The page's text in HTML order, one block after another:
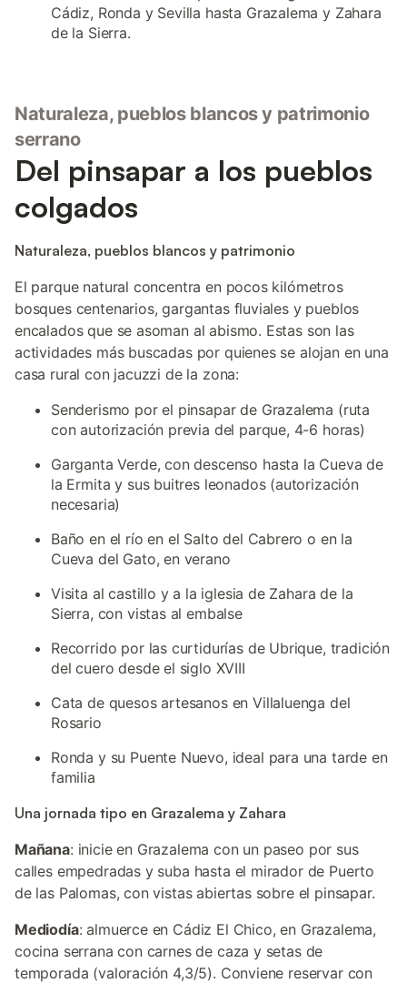
Cádiz, Ronda y Sevilla hasta Grazalema y Zahara
de la Sierra.
Naturaleza, pueblos blancos y patrimonio
serrano
Del pinsapar a los pueblos
colgados
Naturaleza, pueblos blancos y patrimonio
El parque natural concentra en pocos kilómetros
bosques centenarios, gargantas fluviales y pueblos
encalados que se asoman al abismo. Estas son las
actividades más buscadas por quienes se alojan en una
casa rural con jacuzzi de la zona:
Senderismo por el pinsapar de Grazalema (ruta
con autorización previa del parque, 4-6 horas)
Garganta Verde, con descenso hasta la Cueva de
la Ermita y sus buitres leonados (autorización
necesaria)
Baño en el río en el Salto del Cabrero o en la
Cueva del Gato, en verano
Visita al castillo y a la iglesia de Zahara de la
Sierra, con vistas al embalse
Recorrido por las curtidurías de Ubrique, tradición
del cuero desde el siglo XVIII
Cata de quesos artesanos en Villaluenga del
Rosario
Ronda y su Puente Nuevo, ideal para una tarde en
familia
Una jornada tipo en Grazalema y Zahara
Mañana: inicie en Grazalema con un paseo por sus
calles empedradas y suba hasta el mirador de Puerto
de las Palomas, con vistas abiertas sobre el pinsapar.
Mediodía: almuerce en Cádiz El Chico, en Grazalema,
cocina serrana con carnes de caza y setas de
temporada (valoración 4,3/5). Conviene reservar con